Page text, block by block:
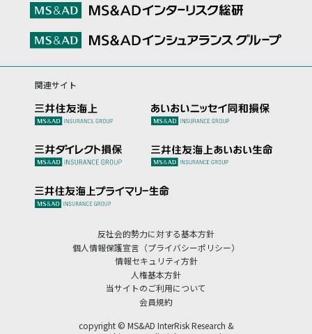
関連サイト
反社会的勢力に対する基本方針
個人情報保護宣言（プライバシーポリシー）
情報セキュリティ方針
人権基本方針
当サイトのご利用について
会員規約
copyright © MS&AD InterRisk Research &